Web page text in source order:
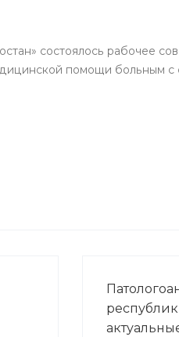
состоялось рабочее
помощи больным с